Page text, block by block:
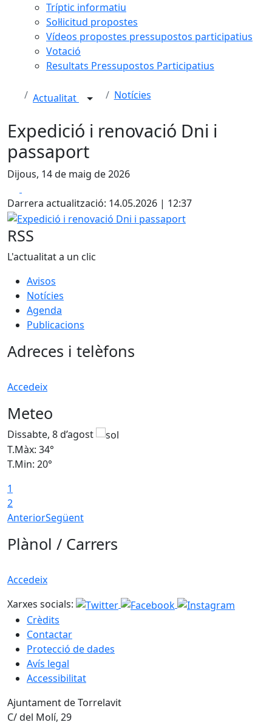
Tríptic informatiu
Sol·licitud propostes
Vídeos propostes pressupostos participatius
Votació
Resultats Pressupostos Participatius
Actualitat Notícies
Expedició i renovació Dni i
passaport
Dijous, 14 de maig de 2026
Darrera actualització: 14.05.2026 | 12:37
Expedició i renovació Dni i passaport
RSS
L'actualitat a un clic
Avisos
Notícies
Agenda
Publicacions
Adreces i telèfons
Accedeix
Meteo
Dissabte, 8 d’agost
T.Màx: 34°
T.Min: 20°
1
2
AnteriorSegüent
Plànol / Carrers
Accedeix
Xarxes socials:
Crèdits
Contactar
Protecció de dades
Avís legal
Accessibilitat
Ajuntament de Torrelavit
C/ del Molí, 29